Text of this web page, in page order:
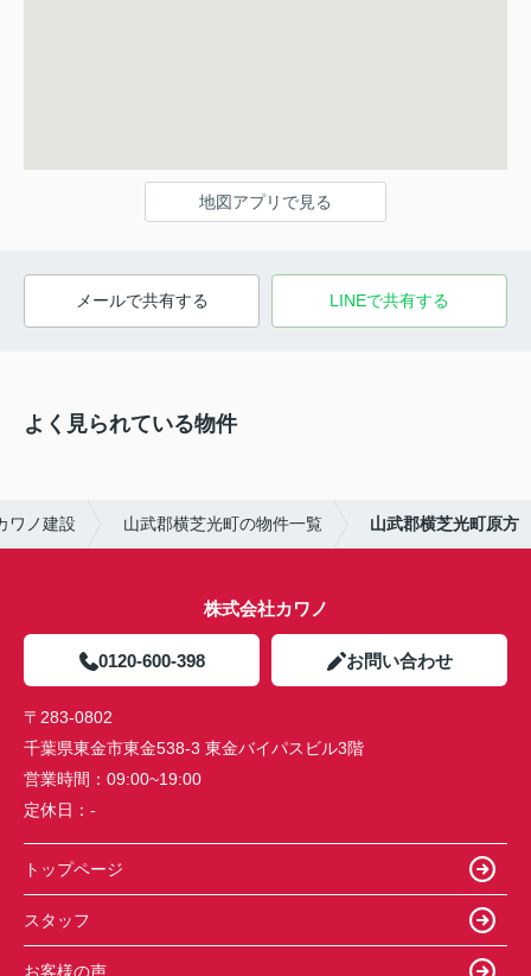
地図アプリで見る
メールで共有する LINEで共有する
よく見られている物件
ワノ建設 山武郡横芝光町の物件一覧 山武郡横芝光町原方
株式会社カワノ
0120-600-398 お問い合わせ
〒283-0802
千葉県東金市東金538-3 東金バイパスビル3階
営業時間： 09:00~19:00
定休日： -
トップページ
スタッフ
お客様の声